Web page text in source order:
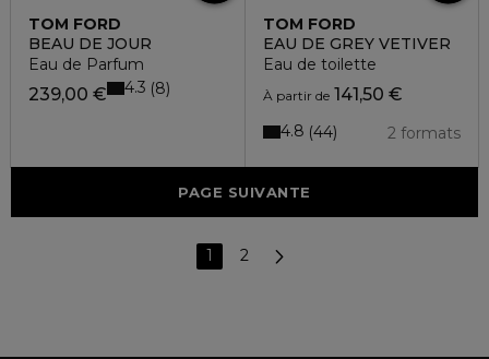
TOM FORD
BEAU DE JOUR
Eau de Parfum
239,00 € 4.3 8
TOM FORD
EAU DE GREY VETIVER
Eau de toilette
À partir de141,50 €
2 formats
4.8 44
PAGE SUIVANTE
1 2